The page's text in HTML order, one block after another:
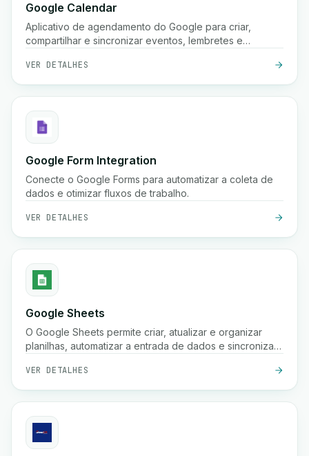
Google Calendar
Aplicativo de agendamento do Google para criar,
compartilhar e sincronizar eventos, lembretes e
VER DETALHES
Google Form Integration
Conecte o Google Forms para automatizar a coleta de
dados e otimizar fluxos de trabalho.
VER DETALHES
Google Sheets
O Google Sheets permite criar, atualizar e organizar
planilhas, automatizar a entrada de dados e sincronizar
colaboração e insights.
VER DETALHES